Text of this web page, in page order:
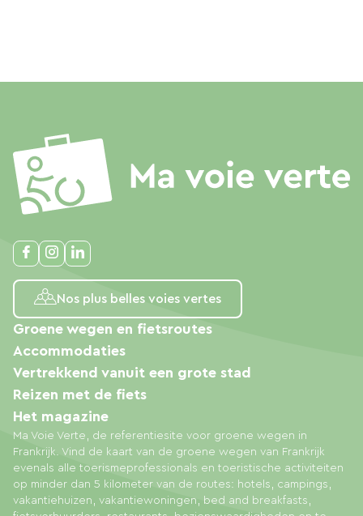
Nos plus belles voies vertes
Ma Voie Verte, de referentiesite voor groene wegen in
Frankrijk. Vind de kaart van de groene wegen van Frankrijk
evenals alle toerismeprofessionals en toeristische activiteiten
op minder dan 5 kilometer van de routes: hotels, campings,
vakantiehuizen, vakantiewoningen, bed and breakfasts,
Groene wegen en fietsroutes
Accommodaties
Vertrekkend vanuit een grote stad
Reizen met de fiets
Het magazine